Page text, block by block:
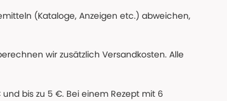
(Kataloge, Anzeigen etc.) abweichen,
wir zusätzlich Versandkosten. Alle
bis zu 5 €. Bei einem Rezept mit 6